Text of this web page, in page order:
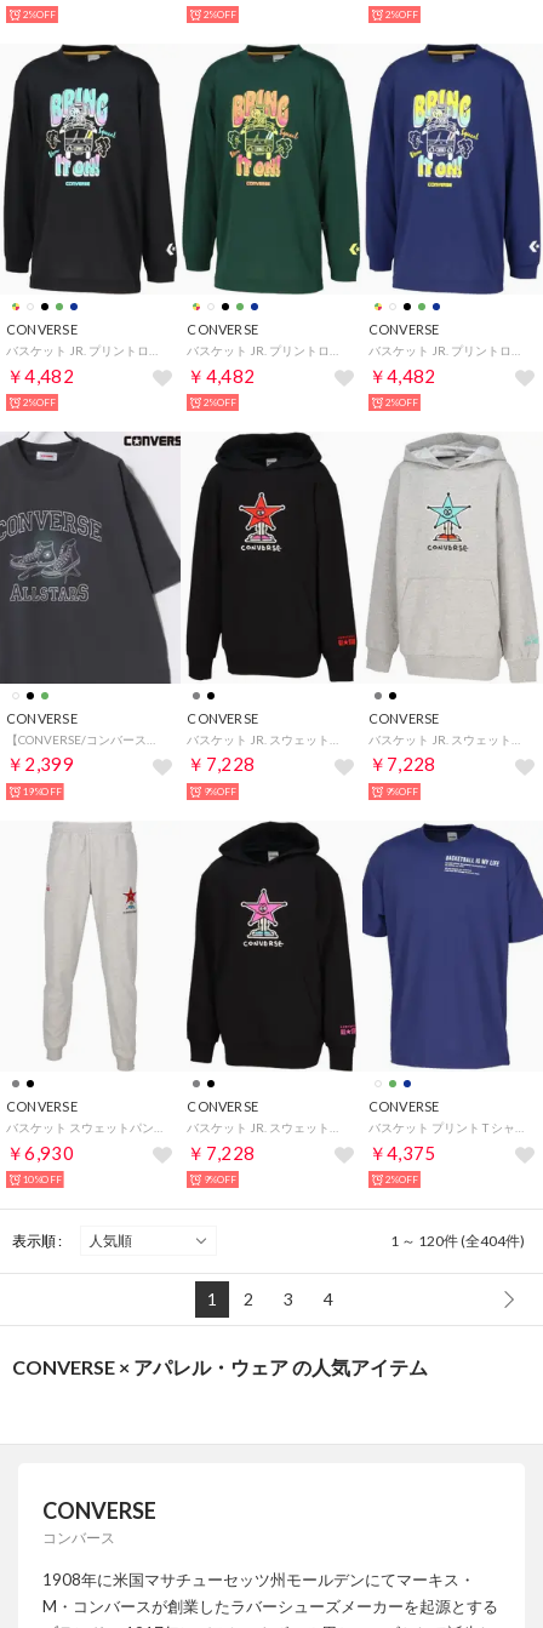
2%OFF 2%OFF 2%OFF
CONVERSE
バスケット JR. プリントロングスリーブ CB452356L （1911 ブラック×ホワイト）
￥4,482
2%OFF
CONVERSE
バスケット JR. プリントロングスリーブ CB452356L （4700 D.グリーン）
￥4,482
2%OFF
CONVERSE
バスケット JR. プリントロングスリーブ CB452356L （2800 C.ネイビー）
￥4,482
2%OFF
CONVERSE
￥2,399
19%OFF
CONVERSE
￥7,228
9%OFF
CONVERSE
￥7,228
9%OFF
CONVERSE
￥6,930
10%OFF
CONVERSE
￥7,228
9%OFF
CONVERSE
￥4,375
2%OFF
表示順 : 1 ～ 120件 (全404件)
1 2 3 4
CONVERSE × アパレル・ウェア の人気アイテム
CONVERSE
コンバース
1908年に米国マサチューセッツ州モールデンにてマーキス・
M・コンバースが創業したラバーシューズメーカーを起源とする